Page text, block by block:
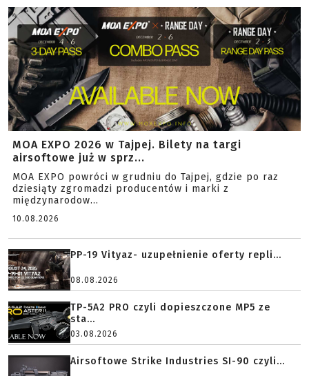
MOA EXPO 2026 w Tajpej. Bilety na targi
airsoftowe już w sprz...
MOA EXPO powróci w grudniu do Tajpej, gdzie po raz
dziesiąty zgromadzi producentów i marki z
międzynarodow...
10.08.2026
PP-19 Vityaz- uzupełnienie oferty repli...
08.08.2026
TP-5A2 PRO czyli dopieszczone MP5 ze
sta...
03.08.2026
Airsoftowe Strike Industries SI-90 czyli...